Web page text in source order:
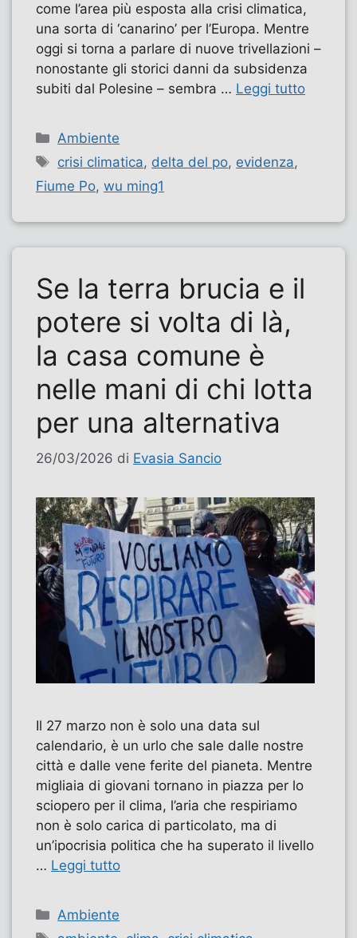
come l’area più esposta alla crisi climatica,
una sorta di ‘canarino’ per l’Europa. Mentre
oggi si torna a parlare di nuove trivellazioni –
nonostante gli storici danni da subsidenza
subiti dal Polesine – sembra … Leggi tutto
Categorie
Ambiente
Tag
crisi climatica, delta del po, evidenza,
Fiume Po, wu ming1
Se la terra brucia e il
potere si volta di là,
la casa comune è
nelle mani di chi lotta
per una alternativa
26/03/2026 di Evasia Sancio
Il 27 marzo non è solo una data sul
calendario, è un urlo che sale dalle nostre
città e dalle vene ferite del pianeta. Mentre
migliaia di giovani tornano in piazza per lo
sciopero per il clima, l’aria che respiriamo
non è solo carica di particolato, ma di
un’ipocrisia politica che ha superato il livello
… Leggi tutto
Categorie
Ambiente